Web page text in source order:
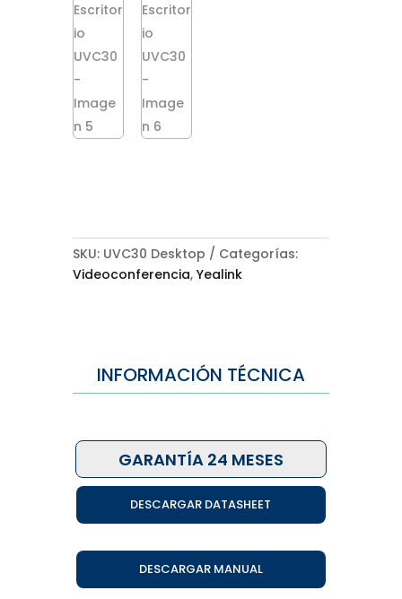
SKU: UVC30 Desktop
Categorías:
Videoconferencia, Yealink
INFORMACIÓN TÉCNICA
GARANTÍA 24 MESES
DESCARGAR DATASHEET
DESCARGAR MANUAL